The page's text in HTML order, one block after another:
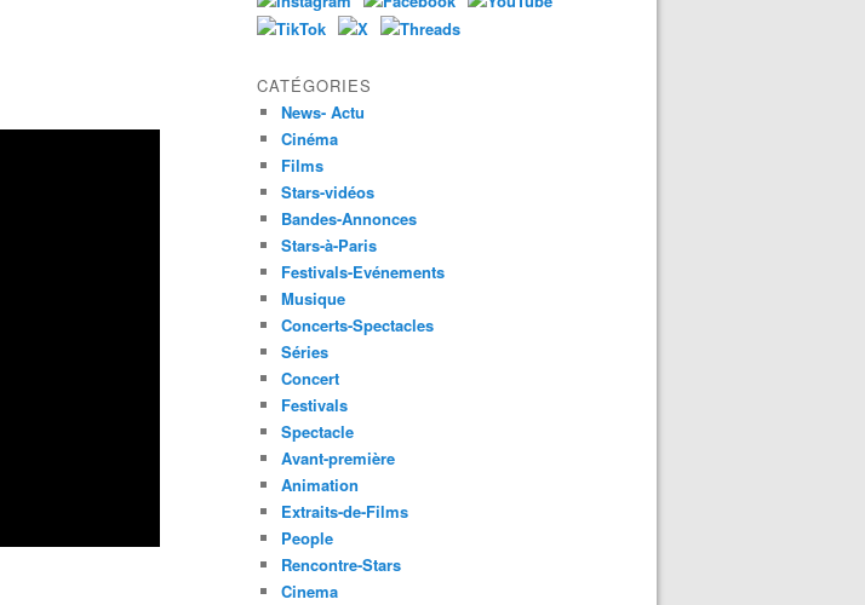
CATÉGORIES
News- Actu
Cinéma
Films
Stars-vidéos
Bandes-Annonces
Stars-à-Paris
Festivals-Evénements
Musique
Concerts-Spectacles
Séries
Concert
Festivals
Spectacle
Avant-première
Animation
Extraits-de-Films
People
Rencontre-Stars
Cinema